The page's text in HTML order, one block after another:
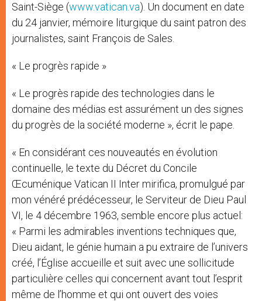
Saint-Siège (www.vatican.va). Un document en date
du 24 janvier, mémoire liturgique du saint patron des
journalistes, saint François de Sales.
« Le progrès rapide »
« Le progrès rapide des technologies dans le
domaine des médias est assurément un des signes
du progrès de la société moderne », écrit le pape.
« En considérant ces nouveautés en évolution
continuelle, le texte du Décret du Concile
Œcuménique Vatican II Inter mirifica, promulgué par
mon vénéré prédécesseur, le Serviteur de Dieu Paul
VI, le 4 décembre 1963, semble encore plus actuel:
« Parmi les admirables inventions techniques que,
Dieu aidant, le génie humain a pu extraire de l’univers
créé, l’Église accueille et suit avec une sollicitude
particulière celles qui concernent avant tout l’esprit
même de l’homme et qui ont ouvert des voies